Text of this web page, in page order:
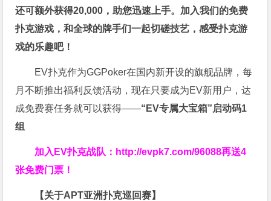
还可额外获得20,000，助您迅速上手。 加入我们的免费
扑克游戏，和全球的牌手们一起切磋技艺，感受扑克游
戏的乐趣吧！
EV扑克作为GGPoker在国内新开设的旗舰品牌，每
月不断推出福利反馈活动，现在只要成为EV新用户，达
成免费赛任务就可以获得——“EV专属大宝箱”启动码1
组
加入EV扑克战队： http://evpk7.com/96088再送4
张免费门票！
【关于APT亚洲扑克巡回赛】